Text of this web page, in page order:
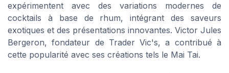
expérimentent avec des variations modernes de
cocktails à base de rhum, intégrant des saveurs
exotiques et des présentations innovantes. Victor Jules
Bergeron, fondateur de Trader Vic's, a contribué à
cette popularité avec ses créations tels le Mai Tai.